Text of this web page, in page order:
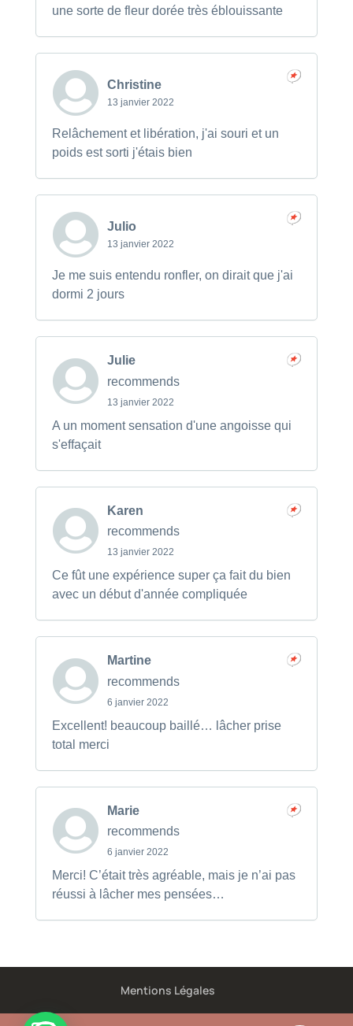
une sorte de fleur dorée très éblouissante
Christine
13 janvier 2022
Relâchement et libération, j'ai souri et un
poids est sorti j'étais bien
Julio
13 janvier 2022
Je me suis entendu ronfler, on dirait que j'ai
dormi 2 jours
Julie
recommends
13 janvier 2022
A un moment sensation d'une angoisse qui
s'effaçait
Karen
recommends
13 janvier 2022
Ce fût une expérience super ça fait du bien
avec un début d'année compliquée
Martine
recommends
6 janvier 2022
Excellent! beaucoup baillé… lâcher prise
total merci
Marie
recommends
6 janvier 2022
Merci! C’était très agréable, mais je n’ai pas
réussi à lâcher mes pensées…
Mentions Légales